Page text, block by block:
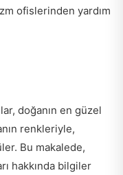
ofislerinden yardım
doğanın en güzel
renkleriyle,
Bu makalede,
hakkında bilgiler